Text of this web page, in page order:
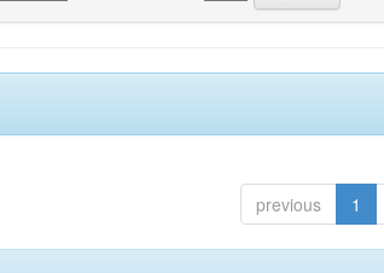
previous 1